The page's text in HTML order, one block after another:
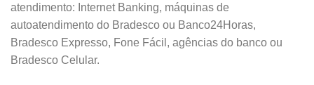
atendimento: Internet Banking, máquinas de
autoatendimento do Bradesco ou Banco24Horas,
Bradesco Expresso, Fone Fácil, agências do banco ou
Bradesco Celular.